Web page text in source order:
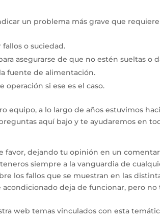
un problema más grave que requiere
o suciedad.
asegurarse de que no estén sueltas o
fuente de alimentación.
si ese es el caso.
equipo, a lo largo de años estuvimos
aquí bajo y te ayudaremos en
favor, dejando tu opinión en un
siempre a la vanguardia de
los fallos que se muestran en las
deja de funcionar, pero no
web temas vinculados con esta